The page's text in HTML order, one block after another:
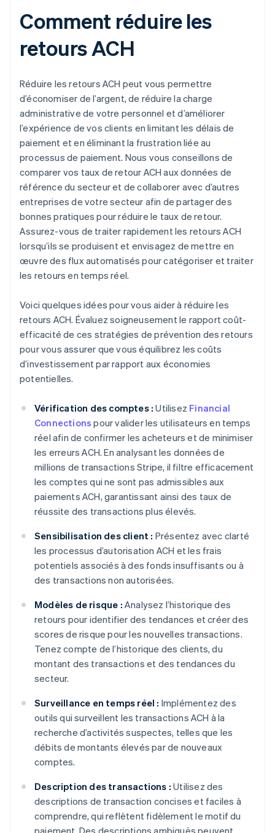
Comment réduire les
retours ACH
Réduire les retours ACH peut vous permettre
d’économiser de l’argent, de réduire la charge
administrative de votre personnel et d’améliorer
l’expérience de vos clients en limitant les délais de
paiement et en éliminant la frustration liée au
processus de paiement. Nous vous conseillons de
comparer vos taux de retour ACH aux données de
référence du secteur et de collaborer avec d’autres
entreprises de votre secteur afin de partager des
bonnes pratiques pour réduire le taux de retour.
Assurez-vous de traiter rapidement les retours ACH
lorsqu’ils se produisent et envisagez de mettre en
œuvre des flux automatisés pour catégoriser et traiter
les retours en temps réel.
Voici quelques idées pour vous aider à réduire les
retours ACH. Évaluez soigneusement le rapport coût-
efficacité de ces stratégies de prévention des retours
pour vous assurer que vous équilibrez les coûts
d’investissement par rapport aux économies
potentielles.
Vérification des comptes : Utilisez Financial
Connections pour valider les utilisateurs en temps
réel afin de confirmer les acheteurs et de minimiser
les erreurs ACH. En analysant les données de
millions de transactions Stripe, il filtre efficacement
les comptes qui ne sont pas admissibles aux
paiements ACH, garantissant ainsi des taux de
réussite des transactions plus élevés.
Sensibilisation des client : Présentez avec clarté
les processus d’autorisation ACH et les frais
potentiels associés à des fonds insuffisants ou à
des transactions non autorisées.
Modèles de risque : Analysez l’historique des
retours pour identifier des tendances et créer des
scores de risque pour les nouvelles transactions.
Tenez compte de l’historique des clients, du
montant des transactions et des tendances du
secteur.
Surveillance en temps réel : Implémentez des
outils qui surveillent les transactions ACH à la
recherche d’activités suspectes, telles que les
débits de montants élevés par de nouveaux
comptes.
Description des transactions : Utilisez des
descriptions de transaction concises et faciles à
comprendre, qui reflètent fidèlement le motif du